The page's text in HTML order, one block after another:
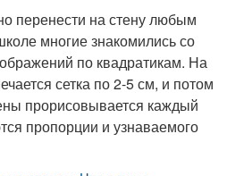
перенести на стену любым
многие знакомились со
по квадратикам. На
сетка по 2-5 см, и потом
прорисовывается каждый
пропорции и узнаваемого